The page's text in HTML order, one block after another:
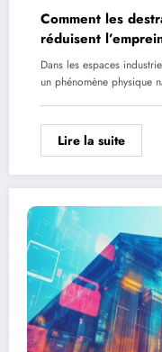
Comment les
réduisent
confort thermique
Dans les espaces
un phénomène physique
Lire la suite